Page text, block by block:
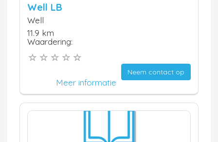
Well LB
Well
11.9 km
Waardering:
Neem contact op
Meer informatie